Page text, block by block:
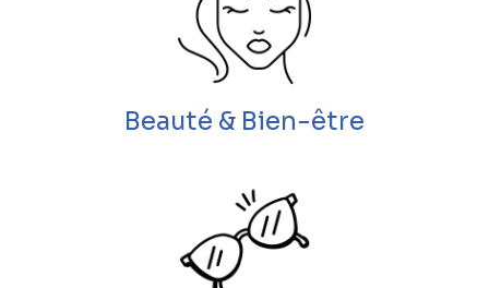
Beauté & Bien-être